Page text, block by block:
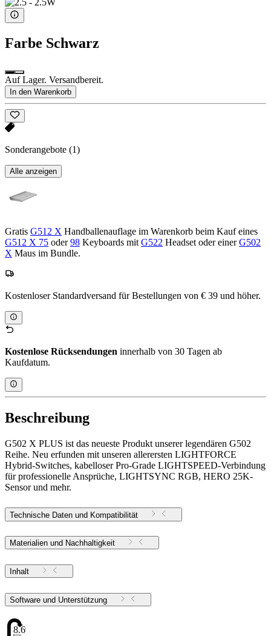
Farbe Schwarz
Auf Lager. Versandbereit.
In den Warenkorb
Sonderangebote (1)
Alle anzeigen
Gratis G512 X Handballenauflage im Warenkorb beim Kauf eines
G512 X 75 oder98 Keyboards mit G522 Headset oder einerG502
X Maus im Bundle.
Kostenloser Standardversand für Bestellungen von € 39 und höher.
Kostenlose Rücksendungen innerhalb von 30 Tagen ab
Kaufdatum.
Beschreibung
G502 X PLUS ist das neueste Produkt unserer legendären G502
Reihe. Neu erfunden mit unseren allerersten LIGHTFORCE
Hybrid-Switches, kabelloser Pro-Grade LIGHTSPEED-Verbindung
für professionelle Ansprüche, LIGHTSYNC RGB, HERO 25K-
Sensor und mehr.
Technische Daten und Kompatibilität
Materialien und Nachhaltigkeit
Inhalt
Software und Unterstützung
8.69